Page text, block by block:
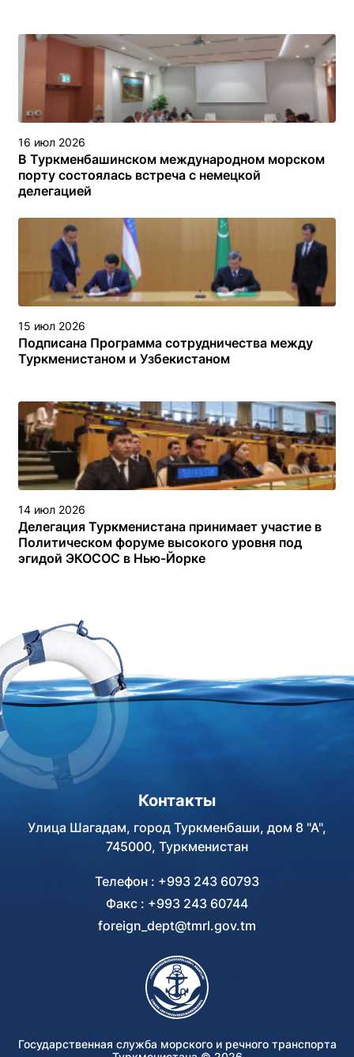
16 июл 2026
В Туркменбашинском международном морском
порту состоялась встреча с немецкой
делегацией
15 июл 2026
Подписана Программа сотрудничества между
Туркменистаном и Узбекистаном
14 июл 2026
Делегация Туркменистана принимает участие в
Политическом форуме высокого уровня под
эгидой ЭКОСОС в Нью-Йорке
Контакты
Улица Шагадам, город Туркменбаши, дом 8 "А",
745000, Туркменистан
Телефон : +993 243 60793
Факс : +993 243 60744
foreign_dept@tmrl.gov.tm
Государственная служба морского и речного транспорта